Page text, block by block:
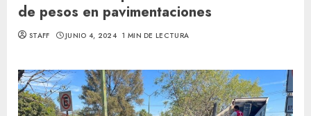
de pesos en pavimentaciones
STAFF JUNIO 4, 2024 1 MIN DE LECTURA